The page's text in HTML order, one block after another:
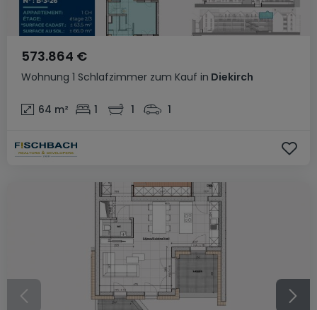
Wohnung 1 Schlafzimmer zum Kauf in Diekirch
573.864 €
64 m² 1 1 1